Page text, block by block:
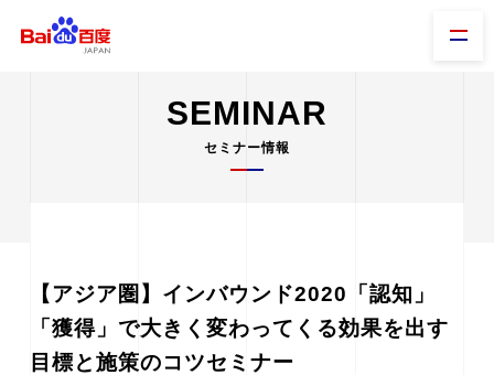
SEMINAR
セミナー情報
【アジア圏】インバウンド2020「認知」
「獲得」で大きく変わってくる効果を出す
目標と施策のコツセミナー